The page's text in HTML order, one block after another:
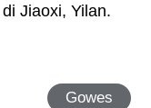
Jiaoxi, Yilan.
Gowes